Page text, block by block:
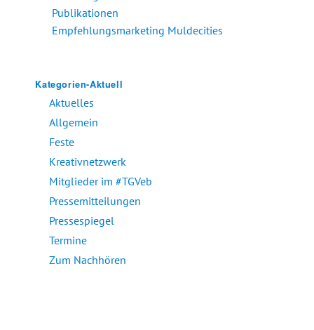
Publikationen
Empfehlungsmarketing Muldecities
Kategorien-Aktuell
Aktuelles
Allgemein
Feste
Kreativnetzwerk
Mitglieder im #TGVeb
Pressemitteilungen
Pressespiegel
Termine
Zum Nachhören